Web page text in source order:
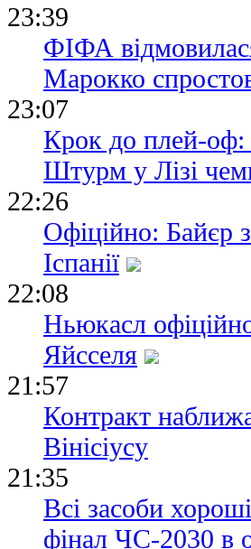
23:39
ФІФА
Марокко
23:07
Крок до плей-оф:
Штурм у Лізі
22:26
Офіційно: Байєр
Іспанії
22:08
Ньюкасл
Яйсселя
21:57
Контракт
Вінісіусу
21:35
Всі засоби
фінал ЧС-2030 в